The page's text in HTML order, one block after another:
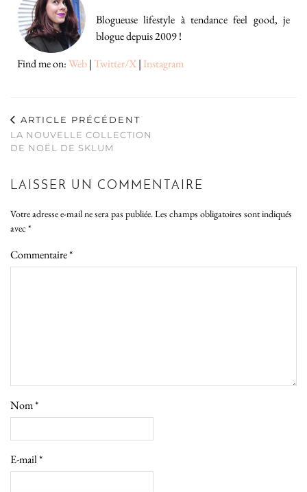
Blogueuse lifestyle à tendance feel good, je
blogue depuis 2009 !
Find me on:Web|Twitter/X| Instagram
ARTICLE PRÉCÉDENT
LA NOUVELLE COLLECTION
DE NOËL DE SKLUM
LAISSER UN COMMENTAIRE
Votre adresse e-mail ne sera pas publiée.Les champs obligatoires sont indiqués
avec *
Commentaire*
Nom*
E-mail*